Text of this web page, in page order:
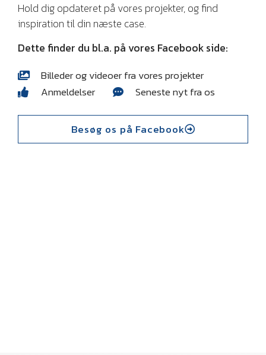
Hold dig opdateret på vores projekter, og find
inspiration til din næste case.
Dette finder du bl.a. på vores Facebook side:
Billeder og videoer fra vores projekter
Anmeldelser
Seneste nyt fra os
Besøg os på Facebook